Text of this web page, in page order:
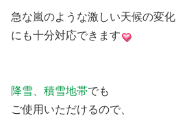
急な嵐のような激しい天候の変化
にも十分対応できます
降雪、積雪地帯でも
ご使用いただけるので、